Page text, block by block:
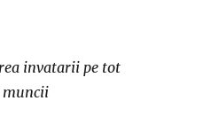
invatarii pe tot
muncii